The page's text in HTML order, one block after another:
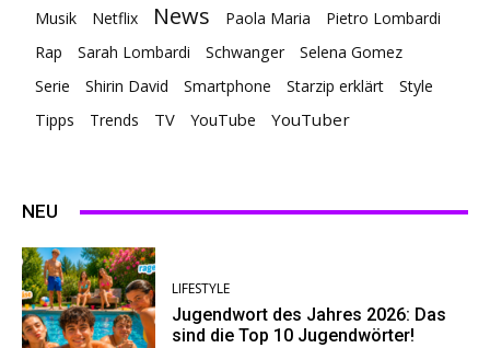
Musik
Netflix News Paola Maria
Pietro Lombardi
Rap
Sarah Lombardi Schwanger
Selena Gomez
Serie
Shirin David Smartphone Starzip erklärt
Style
Tipps
Trends TV YouTube YouTuber
NEU
LIFESTYLE
Jugendwort des Jahres 2026: Das
sind die Top 10 Jugendwörter!